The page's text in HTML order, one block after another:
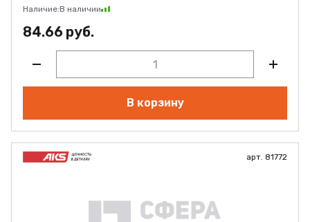
Наличие:В наличии
84.66 руб.
В корзину
арт. 81772